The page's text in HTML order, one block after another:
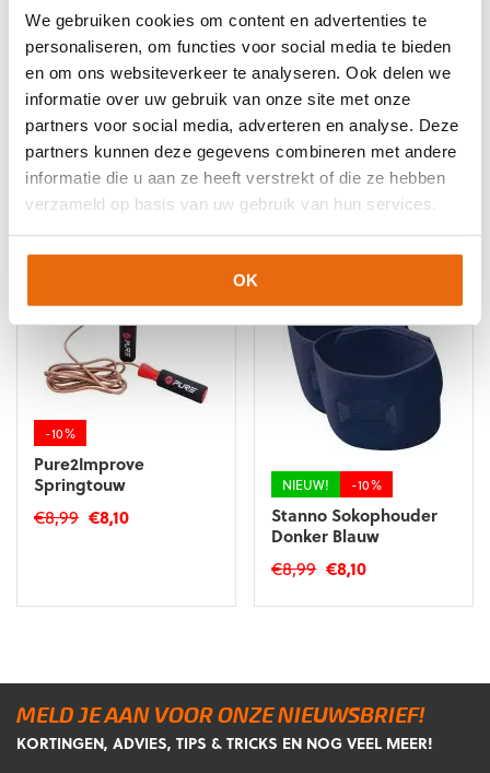
We gebruiken cookies om content en advertenties te
personaliseren, om functies voor social media te bieden
en om ons websiteverkeer te analyseren. Ook delen we
informatie over uw gebruik van onze site met onze
partners voor social media, adverteren en analyse. Deze
partners kunnen deze gegevens combineren met andere
informatie die u aan ze heeft verstrekt of die ze hebben
verzameld op basis van uw gebruik van hun services.
OK
-10%
Stanno Sokophouder
Oranje
€8,99 Oorspronkelijke
prijs
was:
€8,99.
€ 8,10
prijs
is:
€8,10.
NIEUW! -10%
GloveGlu Goalkeeper
Formula + GloveGlu
Wash & Prepare Mini
€22,50 Oorspronkelijke
prijs
was:
€22,50.
€20,25 Huidige
prijs
is:
€20,25.
-10%
Pure2Improve
Springtouw
€8,99 Oorspronkelijke
€8,10Huidige
NIEUW! -10%
Stanno Sokophouder
Donker Blauw
€8,99 Oorspronkelijke
€8,10Huidige
MELD JE AAN VOOR ONZE NIEUWSBRIEF!
KORTINGEN, ADVIES, TIPS & TRICKS EN NOG VEEL MEER!